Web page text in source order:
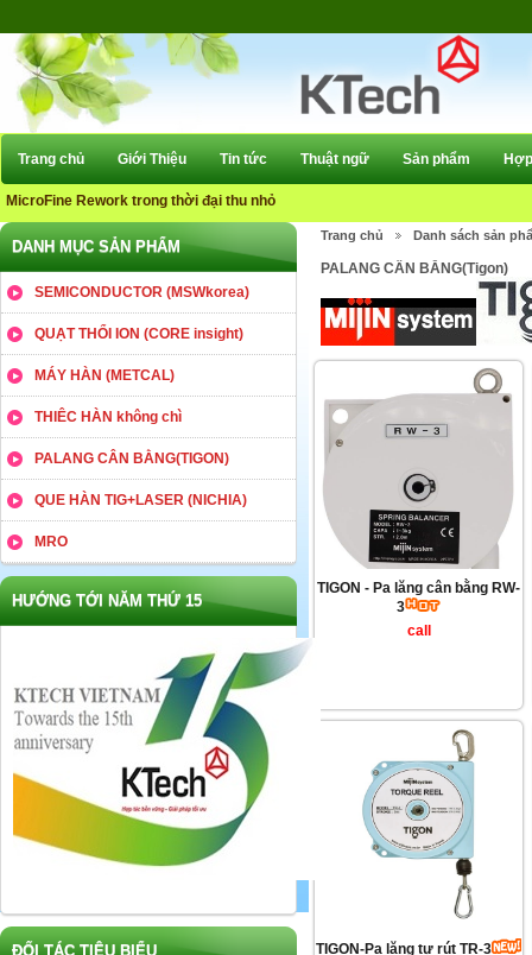
Trang chủ Giới Thiệu Tin tức Thuật ngữ Sản phẩm
MicroFine Rework trong thời đại thu nhỏ
Trang chủ Danh sách sản
PALANG CÂN BẰNG(Tigon)
TIGON - Pa lăng cân bằng RW-
3
call
TIGON-Pa lăng tự rút TR-3
DANH MỤC SẢN PHẨM
SEMICONDUCTOR (MSWkorea)
QUẠT THỔI ION (CORE insight)
MÁY HÀN (METCAL)
THIÊC HÀN không chì
PALANG CÂN BẰNG(TIGON)
QUE HÀN TIG+LASER (NICHIA)
MRO
HƯỚNG TỚI NĂM THỨ 15
ĐỐI TÁC TIÊU BIỂU